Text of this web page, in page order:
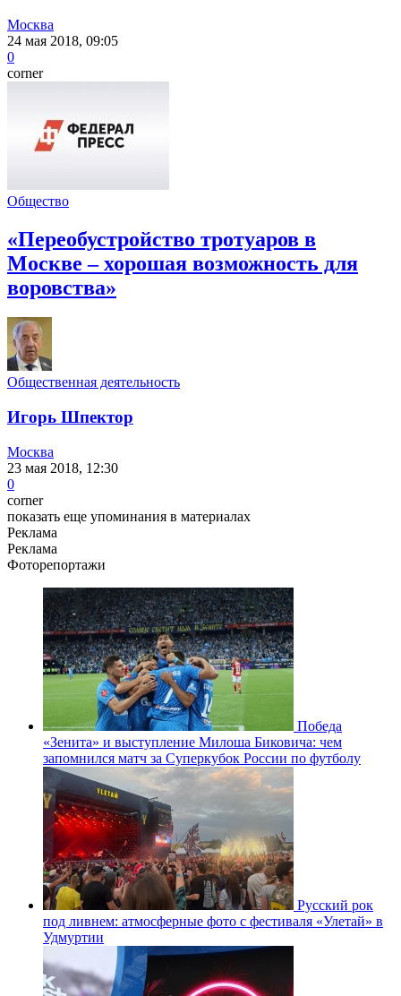
Москва
24 мая 2018, 09:05
0
corner
Общество
«Переобустройство тротуаров в
Москве – хорошая возможность для
воровства»
Общественная деятельность
Игорь Шпектор
Москва
23 мая 2018, 12:30
0
corner
показать еще упоминания в материалах
Реклама
Реклама
Фоторепортажи
Победа
«Зенита» и выступление Милоша Биковича: чем
запомнился матч за Суперкубок России по футболу
Русский рок
под ливнем: атмосферные фото с фестиваля «Улетай» в
Удмуртии